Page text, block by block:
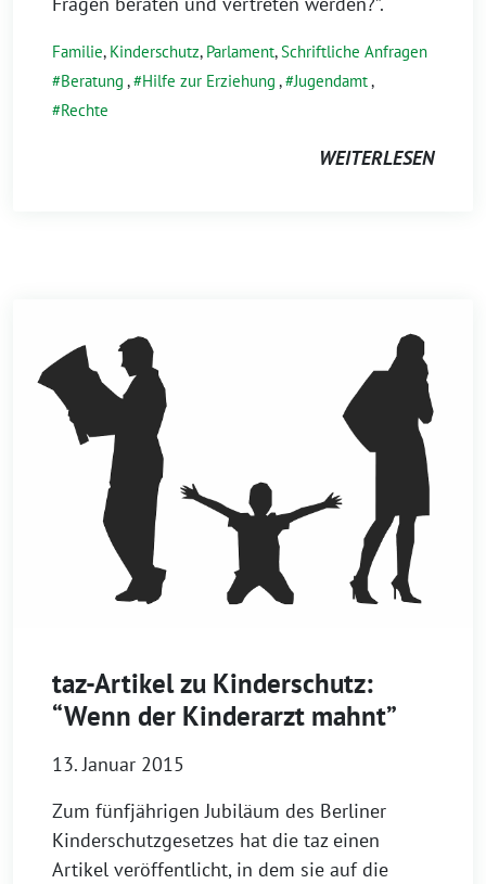
Familie, Kinderschutz, Parlament,Schriftliche Anfragen
Beratung , Hilfe zur Erziehung , Jugendamt,
Rechte
WEITERLESEN
taz-Artikel zu Kinderschutz:
“Wenn der Kinderarzt mahnt”
13. Januar 2015
Zum fünfjährigen Jubiläum des Berliner
Kinderschutzgesetzes hat die taz einen
Artikel veröffentlicht, in dem sie auf die